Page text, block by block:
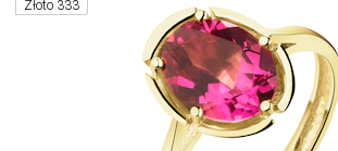
Złoto 333